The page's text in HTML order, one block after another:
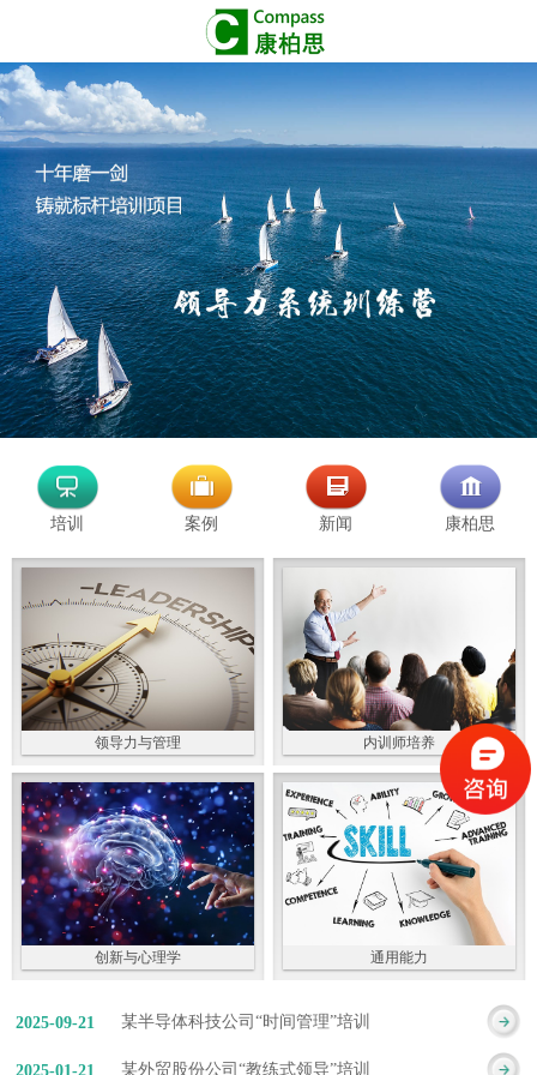
培训 案例 新闻 康柏思
领导力与管理 内训师培养
创新与心理学 通用能力
某半导体科技公司“时间管理”培训
2025-09-21
某外贸股份公司“教练式领导”培训
2025-01-21